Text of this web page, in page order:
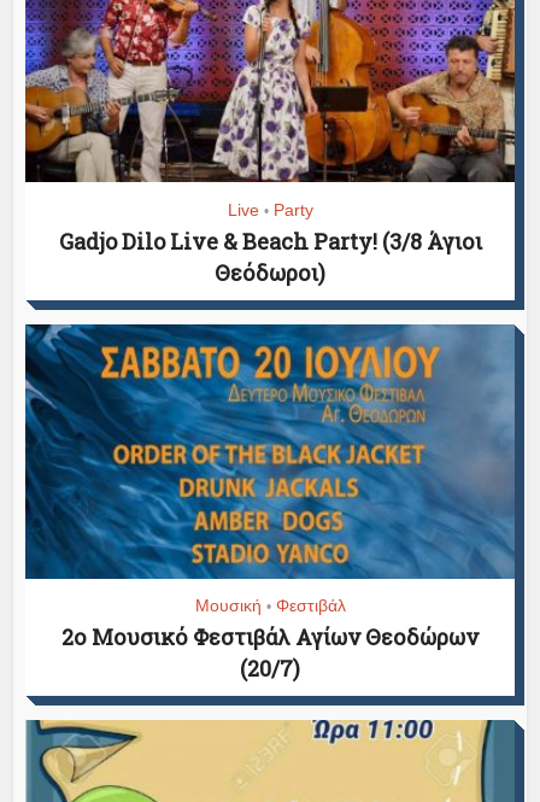
Live • Party
Gadjo Dilo Live & Beach Party! (3/8 Άγιοι
Θεόδωροι)
Μουσική • Φεστιβάλ
2ο Μουσικό Φεστιβάλ Αγίων Θεοδώρων
(20/7)